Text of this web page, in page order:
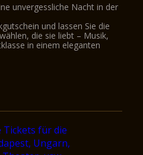
unvergessliche Nacht in der
und lassen Sie die
die sie liebt – Musik,
in einem eleganten